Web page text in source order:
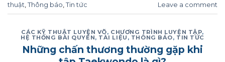
thuật Thông báo Tin tức Leave a comment
CÁC KỸ THUẬT LUYỆN VÕ, CHƯƠNG TRÌNH LUYỆN TẬP,
HỆ THỐNG BÀI QUYỀN, TÀI LIỆU , THÔNG BÁO, TIN TỨC
Những chấn thương thường gặp khi